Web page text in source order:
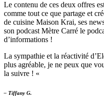
Le contenu de ces deux offres
comme tout ce que partage et
de cuisine Maison Krai, ses
son podcast Mètre Carré le
d’informations !
La sympathie et la réactivité
plus agréable, je ne peux que
la suivre ! «
– Tiffany G.